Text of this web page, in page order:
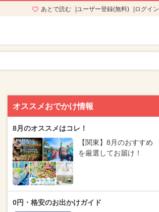
あとで読む ユーザー登録(無料) ログイン
オススメおでかけ情報
8月のオススメはコレ！
【関東】8月のおすすめ
を厳選してお届け！
0円・格安のお出かけガイド